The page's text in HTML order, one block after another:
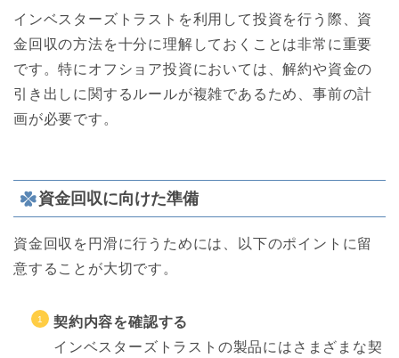
インベスターズトラストを利用して投資を行う際、資
金回収の方法を十分に理解しておくことは非常に重要
です。特にオフショア投資においては、解約や資金の
引き出しに関するルールが複雑であるため、事前の計
画が必要です。
資金回収に向けた準備
資金回収を円滑に行うためには、以下のポイントに留
意することが大切です。
契約内容を確認する
インベスターズトラストの製品にはさまざまな契